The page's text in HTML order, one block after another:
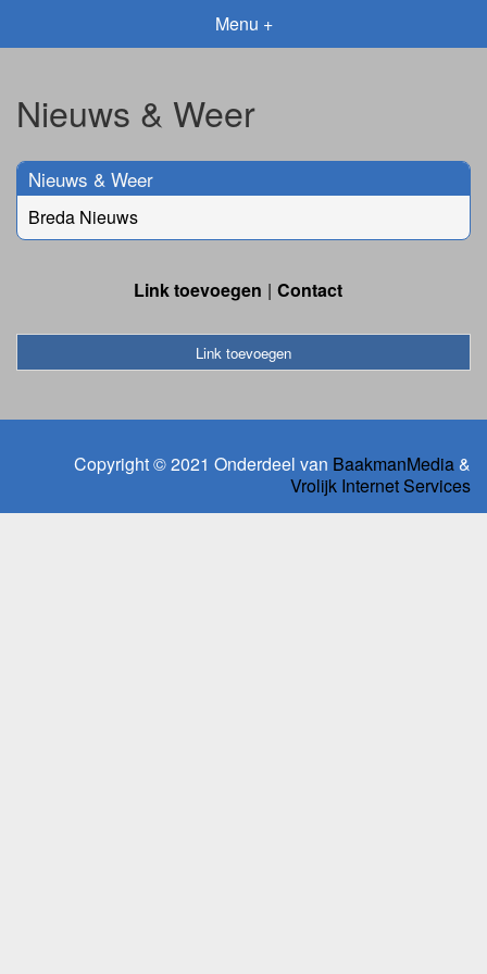
Menu +
Nieuws & Weer
Nieuws & Weer
Breda Nieuws
Link toevoegen Contact
Link toevoegen
Copyright © 2021 Onderdeel van BaakmanMedia&
Vrolijk Internet Services